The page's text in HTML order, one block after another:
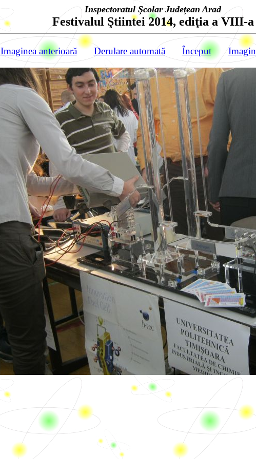
Inspectoratul Şcolar Judeţean Arad
Festivalul Ştiintei 2014, ediţia a VIII-a
Imaginea anterioară Derulare automată Început